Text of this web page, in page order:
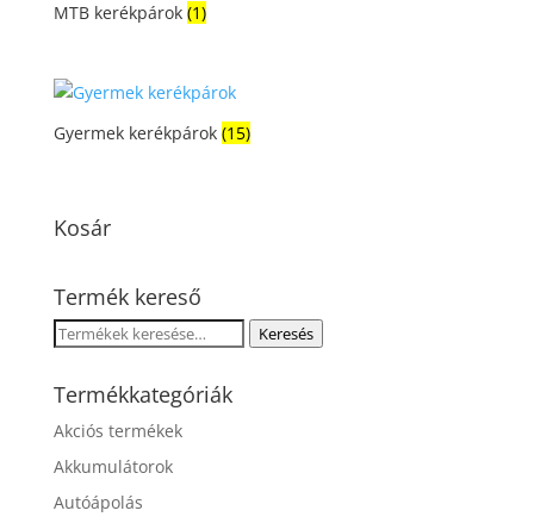
MTB kerékpárok (1)
Gyermek kerékpárok (15)
Kosár
Termék kereső
Keresés
következőre:
Keresés
Termékkategóriák
Akciós termékek
Akkumulátorok
Autóápolás